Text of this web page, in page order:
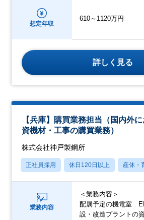
想定年収
610～1120万円
詳しく見る
【兵庫】購買業務担当（国内外
資機材・工事の購買業務）
株式会社神戸製鋼所
正社員採用 休日120日以上 産休・
業務内容
＜業務内容＞
配属予定の機電室
設・改造プラントの